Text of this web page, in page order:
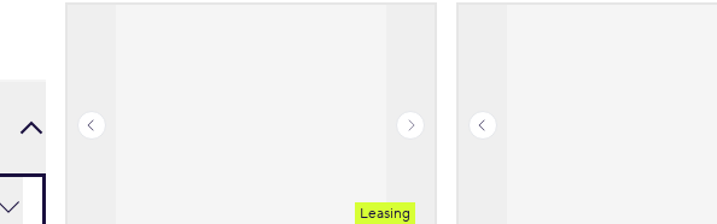
Leasing